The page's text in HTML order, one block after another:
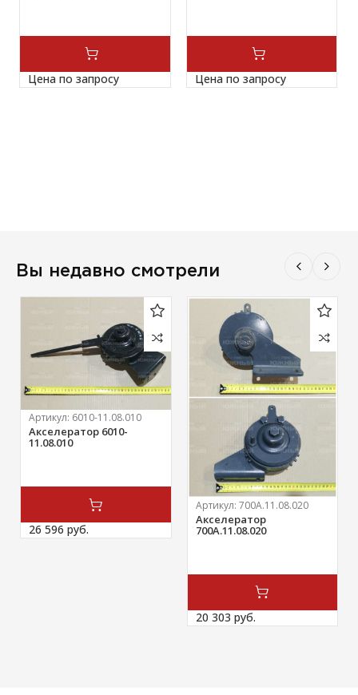
Цена по запросу Цена по запросу
Вы недавно смотрели
Артикул: 6010-11.08.010
Акселератор 6010-
11.08.010
26 596 руб.
Артикул: 700А.11.08.020
Акселератор
700А.11.08.020
20 303 руб.